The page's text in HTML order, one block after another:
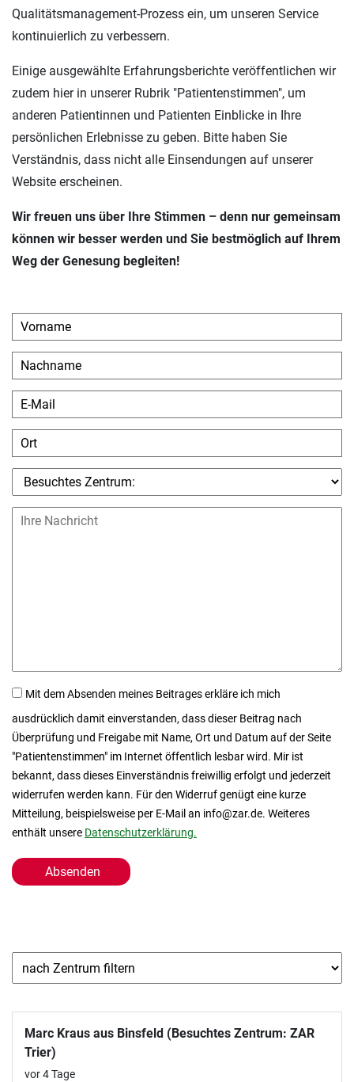
Qualitätsmanagement-Prozess ein, um unseren Service
kontinuierlich zu verbessern.
Einige ausgewählte Erfahrungsberichte veröffentlichen wir
zudem hier in unserer Rubrik "Patientenstimmen", um
anderen Patientinnen und Patienten Einblicke in Ihre
persönlichen Erlebnisse zu geben. Bitte haben Sie
Verständnis, dass nicht alle Einsendungen auf unserer
Website erscheinen.
Wir freuen uns über Ihre Stimmen – denn nur gemeinsam
können wir besser werden und Sie bestmöglich auf Ihrem
Weg der Genesung begleiten!
Mit dem Absenden meines Beitrages erkläre ich mich
ausdrücklich damit einverstanden, dass dieser Beitrag nach
Überprüfung und Freigabe mit Name, Ort und Datum auf der Seite
"Patientenstimmen" im Internet öffentlich lesbar wird. Mir ist
bekannt, dass dieses Einverständnis freiwillig erfolgt und jederzeit
widerrufen werden kann. Für den Widerruf genügt eine kurze
Mitteilung, beispielsweise per E-Mail an info@zar.de. Weiteres
enthält unsere Datenschutzerklärung.
Marc Kraus aus Binsfeld (Besuchtes Zentrum: ZAR
Trier)
vor 4 Tage